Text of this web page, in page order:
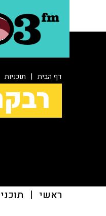
דף הבית | תוכניות
ראשי |